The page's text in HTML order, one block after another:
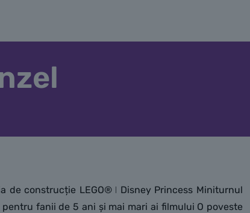
de construcție LEGO® ǀ Disney Princess Miniturnul
fanii de 5 ani și mai mari ai filmului O poveste